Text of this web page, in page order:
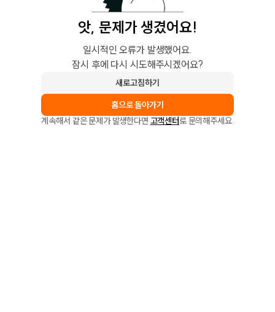
앗, 문제가 생겼어요!
일시적인 오류가 발생했어요.
잠시 후에 다시 시도해주시겠어요?
새로고침하기
홈으로 돌아가기
계속해서 같은 문제가 발생한다면 고객센터로 문의해주세요.